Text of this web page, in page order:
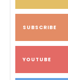
SUBSCRIBE
YOUTUBE